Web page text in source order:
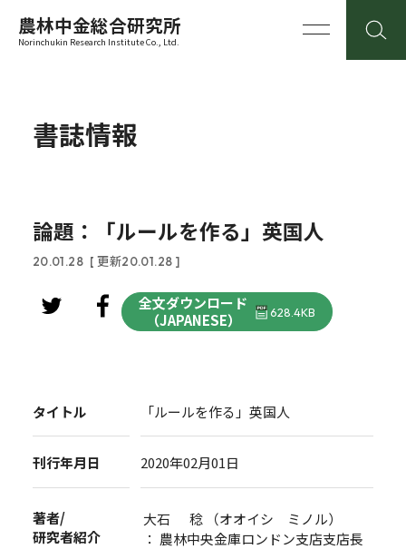
農林中金総合研究所
Norinchukin Research Institute Co., Ltd.
書誌情報
論題：「ルールを作る」英国人
20.01.28 [ 更新20.01.28 ]
全文ダウンロード
（JAPANESE）
628.4KB
タイトル 「ルールを作る」英国人
刊行年月日 2020年02月01日
著者/
研究者紹介
大石 稔 （オオイシ ミノル）
： 農林中央金庫ロンドン支店支店長